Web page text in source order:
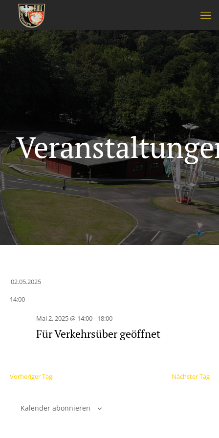
02.05.2025
wählen.
14:00
Mai 2, 2025 @ 14:00- 18:00
Für Verkehrsüber geöffnet
Vorheriger Tag Nächster Tag
Kalender abonnieren